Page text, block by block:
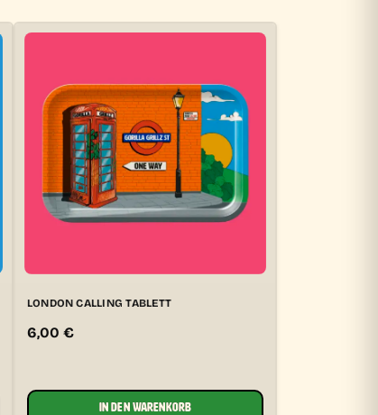
LONDON CALLING TABLETT
6,00 €
IN DEN WARENKORB